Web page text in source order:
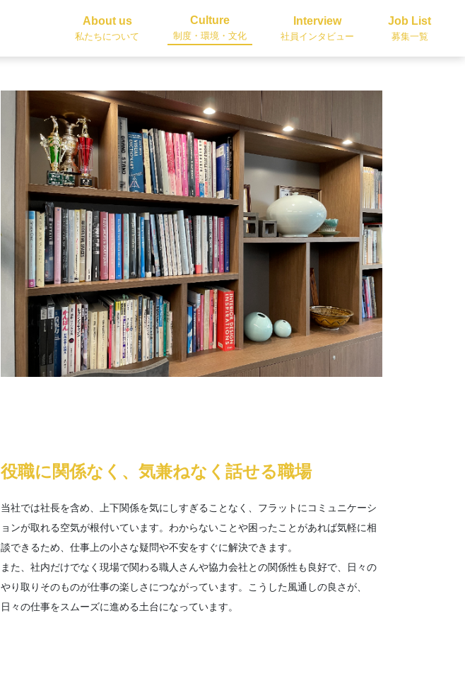
About us
私たちについて
Culture
制度・環境・文化
Interview
社員インタビュー
Job List
募集一覧
役職に関係なく、気兼ねなく話せる職場
当社では社長を含め、上下関係を気にしすぎることなく、フラットにコミュニケーシ
ョンが取れる空気が根付いています。わからないことや困ったことがあれば気軽に相
談できるため、仕事上の小さな疑問や不安をすぐに解決できます。
また、社内だけでなく現場で関わる職人さんや協力会社との関係性も良好で、日々の
やり取りそのものが仕事の楽しさにつながっています。こうした風通しの良さが、
日々の仕事をスムーズに進める土台になっています。